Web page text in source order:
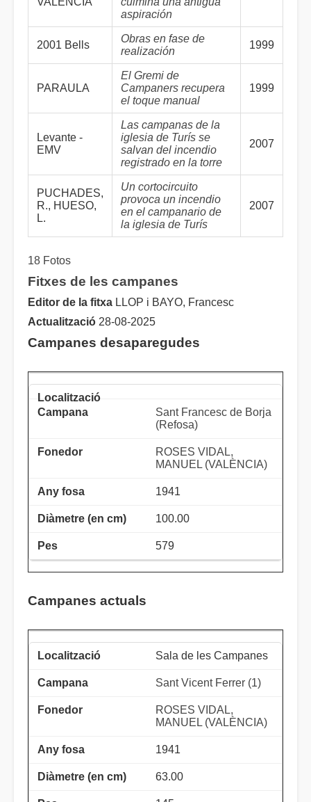
aspiración
2001 Bells
Obras en fase de
realización
1999
PARAULA
El Gremi de
Campaners recupera
el toque manual
1999
Levante -
EMV
Las campanas de la
iglesia de Turís se
salvan del incendio
registrado en la torre
2007
PUCHADES,
R., HUESO,
L.
Un cortocircuito
provoca un incendio
en el campanario de
la iglesia de Turís
2007
18 Fotos
Fitxes de les campanes
Editor de la fitxa LLOP i BAYO, Francesc
Actualització 28-08-2025
Campanes desaparegudes
Sant Francesc de Borja
(Refosa)
ROSES VIDAL,
MANUEL (VALÈNCIA)
1941
100.00
579
Campanes actuals
Sala de les Campanes
Sant Vicent Ferrer (1)
ROSES VIDAL,
MANUEL (VALÈNCIA)
1941
63.00